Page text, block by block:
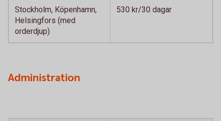
Stockholm, Köpenhamn,
Helsingfors (med
orderdjup)
530 kr/30 dagar
Administration